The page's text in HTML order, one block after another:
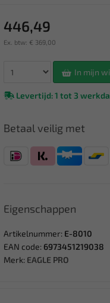
446,49
Ex. btw: € 369,00
In mijn
Levertijd: 1 tot 3
Betaal veilig met
Eigenschappen
Artikelnummer: E-8010
EAN code: 6973451219038
Merk: EAGLE PRO